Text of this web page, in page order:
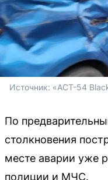
Источник: «АСТ-54
По
столкновения
месте аварии уже
полиции и МЧС.